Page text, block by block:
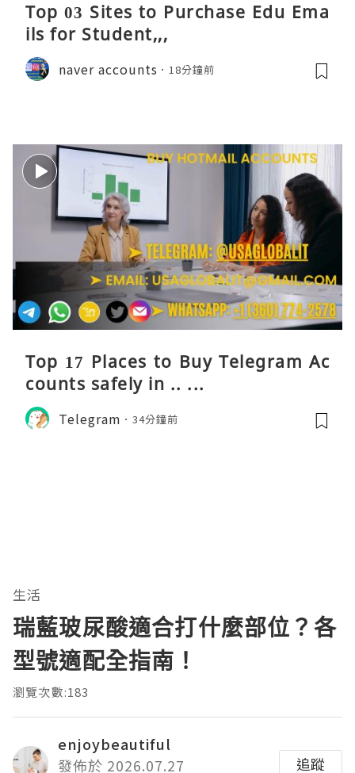
Top 03 Sites to Purchase Edu Ema
ils for Student,,,
naver accounts 18分鐘前
Top 17 Places to Buy Telegram Ac
counts safely in .. ...
Telegram 34分鐘前
生活
瑞藍玻尿酸適合打什麼部位？各
型號適配全指南！
瀏覽次數:183
enjoybeautiful
發佈於 2026.07.27
追蹤